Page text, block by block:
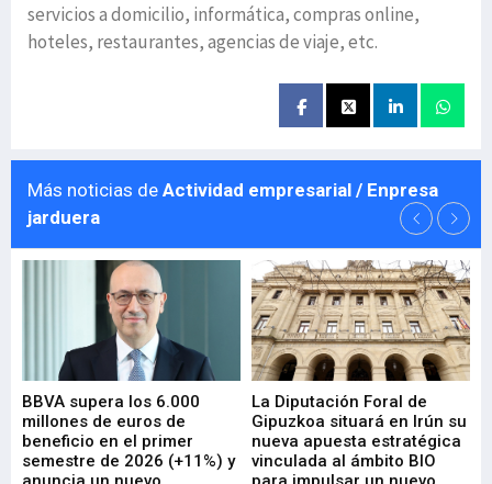
servicios a domicilio, informática, compras online,
hoteles, restaurantes, agencias de viaje, etc.
Más noticias de Actividad empresarial / Enpresa
jarduera
BBVA supera los 6.000
millones de euros de
beneficio en el primer
semestre de 2026 (+11%) y
La Diputación Foral de
Gipuzkoa situará en Irún su
nueva apuesta estratégica
vinculada al ámbito BIO